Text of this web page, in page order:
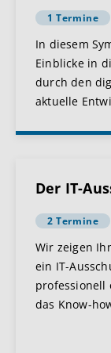
1 Termine
In diesem
Einblicke in
durch den
aktuelle
Der IT-
2 Termine
Wir zeigen
ein IT-
professionell
das Know-